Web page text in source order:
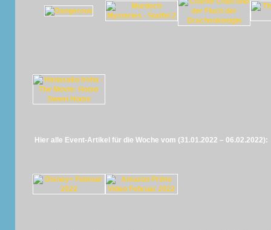
Hier alle Event-Artikel für die Woche vom (31.01.2022 – 06.02.2022):